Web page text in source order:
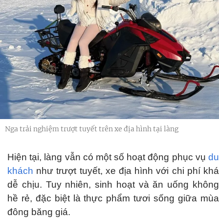
Nga trải nghiệm trượt tuyết trên xe địa hình tại làng
Hiện tại, làng vẫn có một số hoạt động phục vụ du
khách như trượt tuyết, xe địa hình với chi phí khá
dễ chịu. Tuy nhiên, sinh hoạt và ăn uống không
hề rẻ, đặc biệt là thực phẩm tươi sống giữa mùa
đông băng giá.